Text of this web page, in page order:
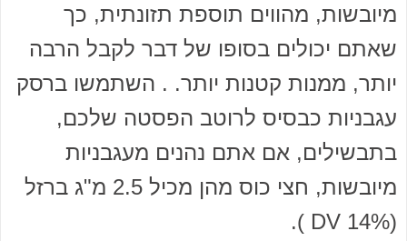
מיובשות, מהווים תוספת תזונתית, כך
שאתם יכולים בסופו של דבר לקבל הרבה
יותר, ממנות קטנות יותר. . השתמשו ברסק
עגבניות כבסיס לרוטב הפסטה שלכם,
בתבשילים, אם אתם נהנים מעגבניות
מיובשות, חצי כוס מהן מכיל 2.5 מ"ג ברזל
(14% DV ).